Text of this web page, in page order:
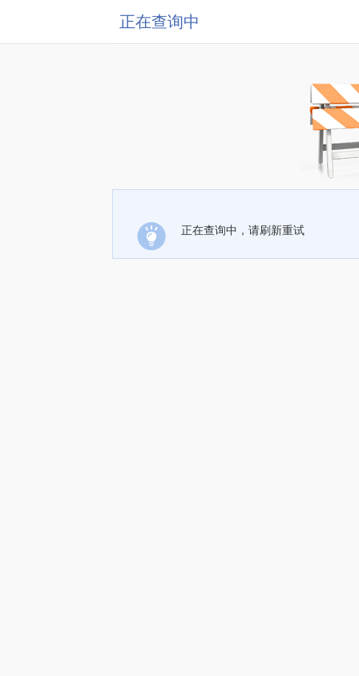
正在查询中
正在查询中，请刷新重试